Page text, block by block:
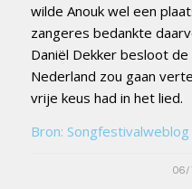
wilde Anouk wel een
zangeres bedankte
Daniël Dekker besloot
Nederland zou gaan
vrije keus had in het lied.
Bron: Songfestivalweblog
06/